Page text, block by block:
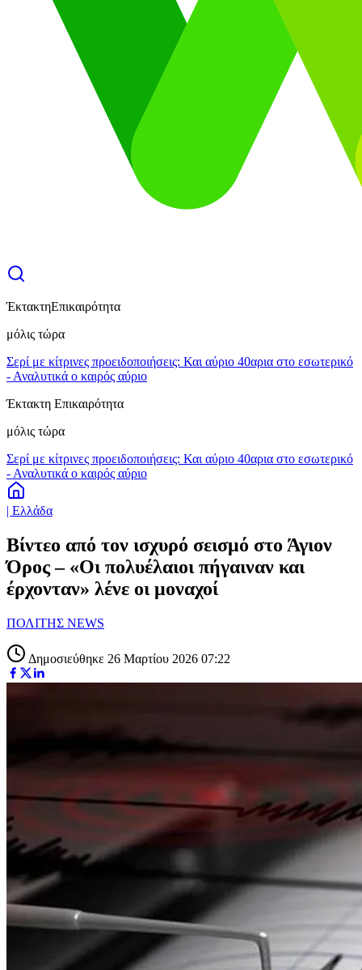
ΈκτακτηΕπικαιρότητα
μόλις τώρα
Σερί με κίτρινες προειδοποιήσεις: Και αύριο 40αρια στο εσωτερικό
- Αναλυτικά ο καιρός αύριο
Έκτακτη Επικαιρότητα
μόλις τώρα
Σερί με κίτρινες προειδοποιήσεις: Και αύριο 40αρια στο εσωτερικό
- Αναλυτικά ο καιρός αύριο
| Ελλάδα
Βίντεο από τον ισχυρό σεισμό στο Άγιον
Όρος – «Οι πολυέλαιοι πήγαιναν και
έρχονταν» λένε οι μοναχοί
ΠΟΛΙΤΗΣ NEWS
Δημοσιεύθηκε 26 Μαρτίου 2026 07:22